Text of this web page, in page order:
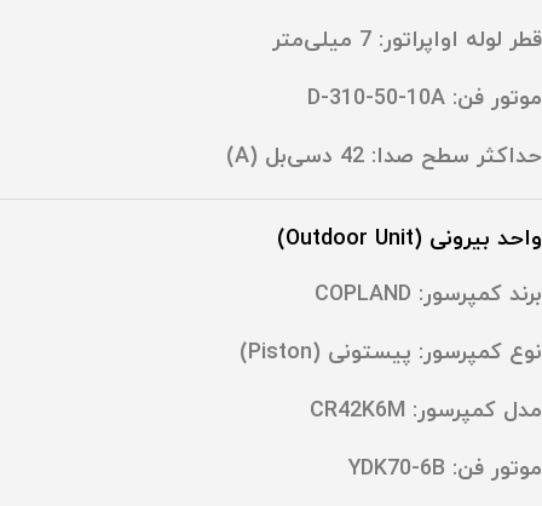
قطر لوله اواپراتور: ‎7 میلی‌متر
موتور فن: ‎D-310-50-10A
حداکثر سطح صدا: ‎42 دسی‌بل (A)
واحد بیرونی (Outdoor Unit)
برند کمپرسور: COPLAND
نوع کمپرسور: پیستونی (Piston)
مدل کمپرسور: ‎CR42K6M
موتور فن: ‎YDK70-6B